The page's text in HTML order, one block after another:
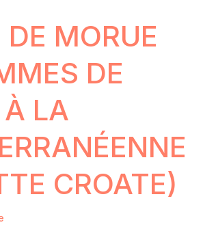
DE MORUE
DE
À LA
CROATE)